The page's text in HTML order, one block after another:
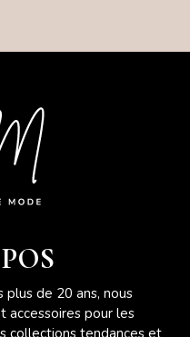
de 20 ans, nous
accessoires pour les